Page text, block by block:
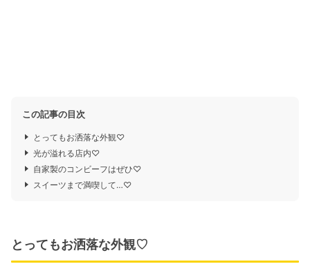
この記事の目次
とってもお洒落な外観♡
光が溢れる店内♡
自家製のコンビーフはぜひ♡
スイーツまで満喫して…♡
とってもお洒落な外観♡